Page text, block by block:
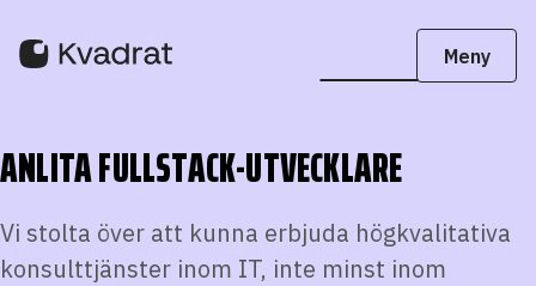
ANLITA FULLSTACK-UTVECKLARE
Vi stolta över att kunna erbjuda högkvalitativa
konsulttjänster inom IT, inte minst inom